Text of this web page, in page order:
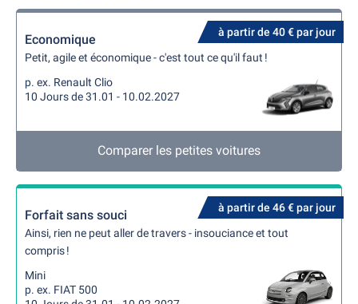
à partir de 40 € par jour
Economique
Petit, agile et économique - c'est tout ce qu'il faut !
p. ex. Renault Clio
10 Jours de 31.01 - 10.02.2027
Comparer les petites voitures
à partir de 46 € par jour
Forfait sans souci
Ainsi, rien ne peut aller de travers - insouciance et tout
compris !
Mini
p. ex. FIAT 500